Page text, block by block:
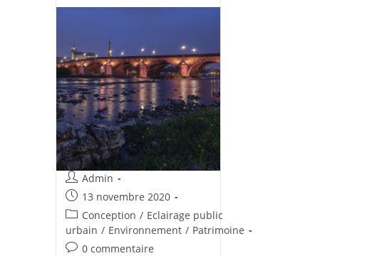
Admin
13 novembre 2020
Conception / Eclairage public
urbain / Environnement / Patrimoine
0 commentaire